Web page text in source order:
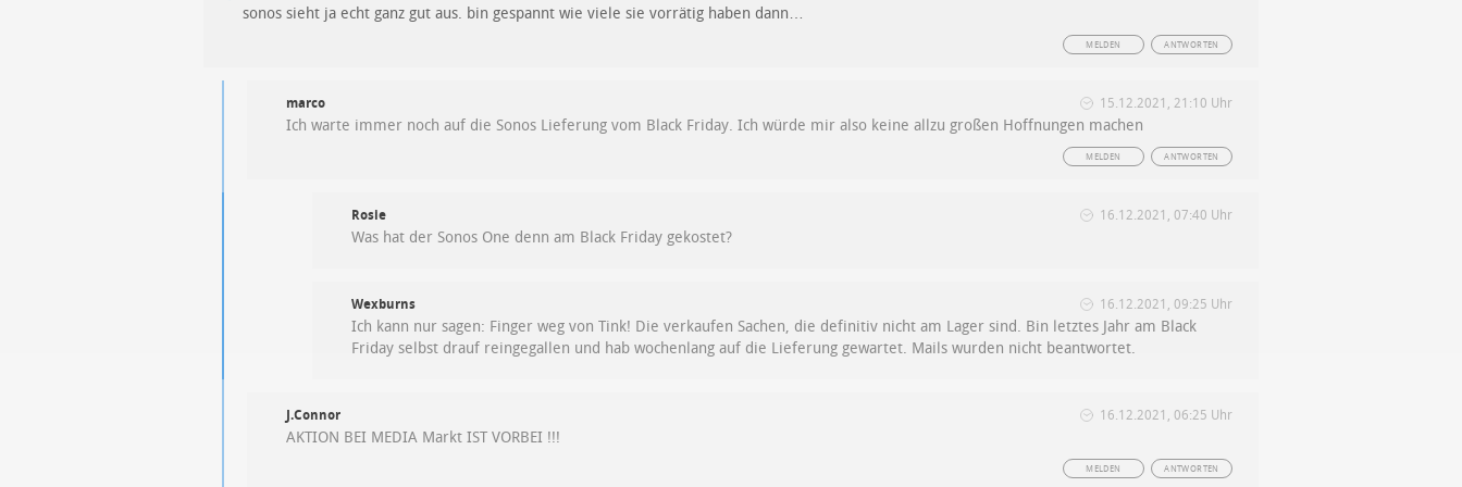
sonos sieht ja echt ganz gut aus. bin gespannt wie viele sie vorrätig haben dann…
ANTWORTEN
MELDEN
marco 15.12.2021, 21:10 Uhr
Ich warte immer noch auf die Sonos Lieferung vom Black Friday. Ich würde mir also keine allzu großen Hoffnungen machen
ANTWORTEN
MELDEN
Rosie 16.12.2021, 07:40 Uhr
Was hat der Sonos One denn am Black Friday gekostet?
Wexburns 16.12.2021, 09:25 Uhr
Ich kann nur sagen: Finger weg von Tink! Die verkaufen Sachen, die definitiv nicht am Lager sind. Bin letztes Jahr am Black
Friday selbst drauf reingegallen und hab wochenlang auf die Lieferung gewartet. Mails wurden nicht beantwortet.
J.Connor 16.12.2021, 06:25 Uhr
AKTION BEI MEDIA Markt IST VORBEI !!!
ANTWORTEN
MELDEN